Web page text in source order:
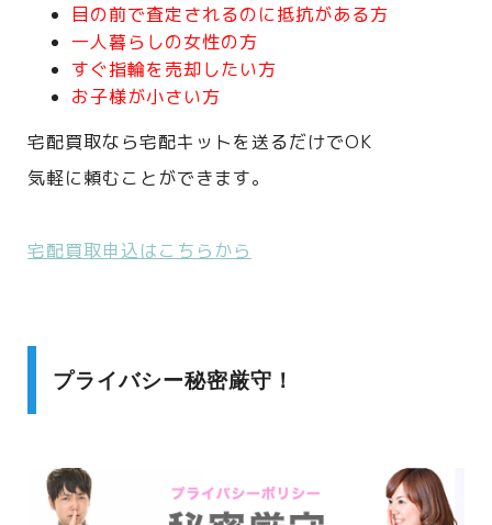
目の前で査定されるのに抵抗がある方
一人暮らしの女性の方
すぐ指輪を売却したい方
お子様が小さい方
宅配買取なら宅配キットを送るだけでOK
気軽に頼むことができます。
宅配買取申込はこちらから
プライバシー秘密厳守！